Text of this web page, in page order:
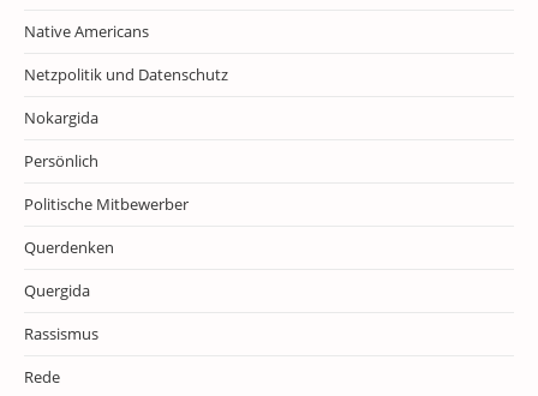
Native Americans
Netzpolitik und Datenschutz
Nokargida
Persönlich
Politische Mitbewerber
Querdenken
Quergida
Rassismus
Rede